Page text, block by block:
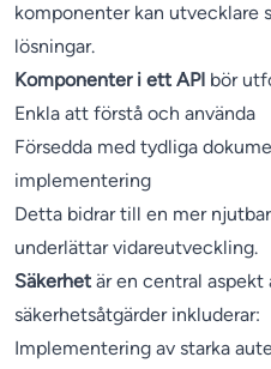
komponenter kan utvecklare
lösningar.
Komponenter i ett API bör
Enkla att förstå och använda
Försedda med tydliga
implementering
Detta bidrar till en mer
underlättar vidareutveckling.
Säkerhetär en central aspekt
säkerhetsåtgärder inkluderar:
Implementering av starka